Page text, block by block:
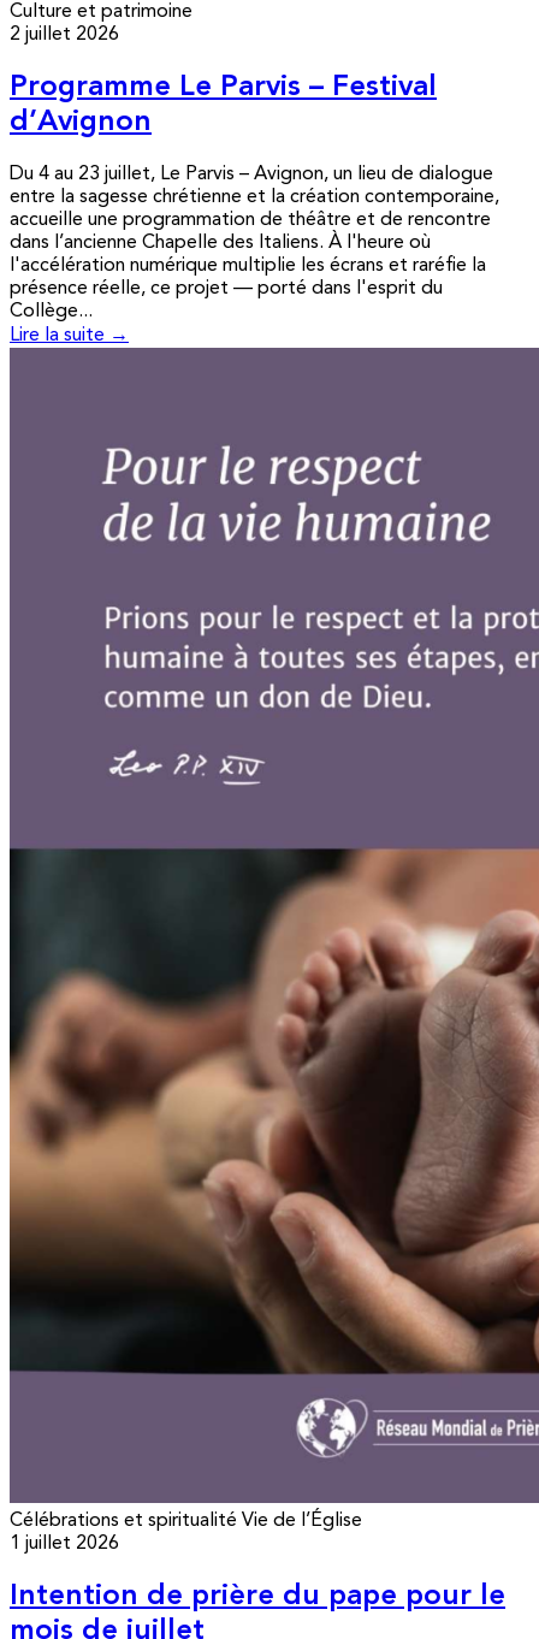
Culture et patrimoine
2 juillet 2026
Programme Le Parvis – Festival
d’Avignon
Du 4 au 23 juillet, Le Parvis – Avignon, un lieu de dialogue
entre la sagesse chrétienne et la création contemporaine,
accueille une programmation de théâtre et de rencontre
dans l’ancienne Chapelle des Italiens. À l'heure où
l'accélération numérique multiplie les écrans et raréfie la
présence réelle, ce projet — porté dans l'esprit du
Collège...
Lire la suite →
Célébrations et spiritualité Vie de l’Église
1 juillet 2026
Intention de prière du pape pour le
mois de juillet